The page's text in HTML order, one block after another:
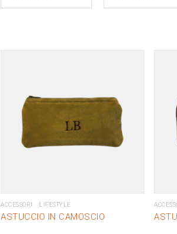
ACCESSORI LIFESTYLE
ASTUCCIO IN CAMOSCIO